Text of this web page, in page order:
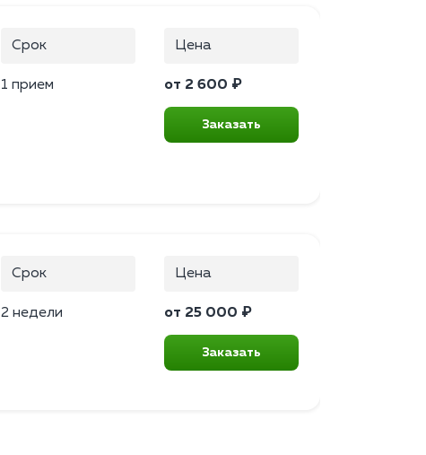
Срок
1 прием
Цена
от 2 600 ₽
Заказать
Срок
2 недели
Цена
от 25 000 ₽
Заказать